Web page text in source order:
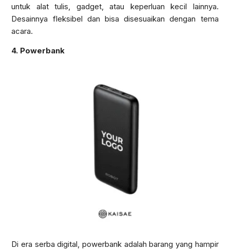
untuk alat tulis, gadget, atau keperluan kecil lainnya.
Desainnya fleksibel dan bisa disesuaikan dengan tema
acara.
4. Powerbank
Di era serba digital, powerbank adalah barang yang hampir